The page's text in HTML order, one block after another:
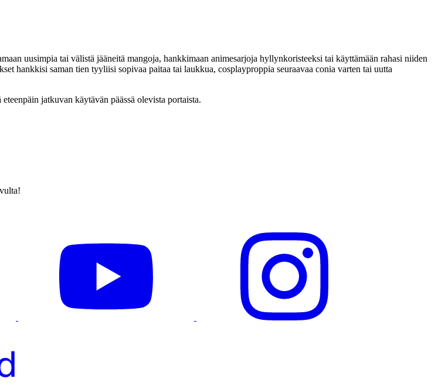
uusimpia tai välistä jääneitä mangoja, hankkimaan animesarjoja hyllynkoristeeksi tai käyttämään rahasi niiden
hankkisi saman tien tyyliisi sopivaa paitaa tai laukkua, cosplayproppia seuraavaa conia varten tai uutta
jatkuvan käytävän päässä olevista portaista.